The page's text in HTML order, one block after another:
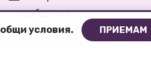
съобщение
oбщи условия. ПРИЕМАМ